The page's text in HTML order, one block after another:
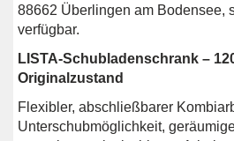
88662 Überlingen am Bodensee,
verfügbar.
LISTA-Schubladenschrank –
Originalzustand
Flexibler, abschließbarer
Unterschubmöglichkeit,